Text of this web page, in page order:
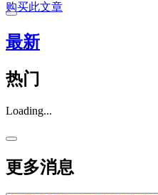
购买此文章
最新
热门
Loading...
更多消息